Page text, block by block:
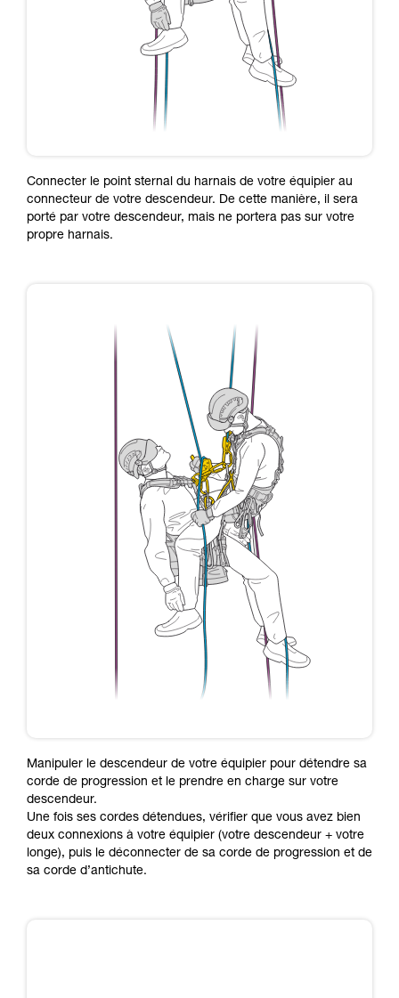
Connecter le point sternal du harnais de votre équipier au
connecteur de votre descendeur. De cette manière, il sera
porté par votre descendeur, mais ne portera pas sur votre
propre harnais.
Manipuler le descendeur de votre équipier pour détendre sa
corde de progression et le prendre en charge sur votre
descendeur.
Une fois ses cordes détendues, vérifier que vous avez bien
deux connexions à votre équipier (votre descendeur + votre
longe), puis le déconnecter de sa corde de progression et de
sa corde d’antichute.